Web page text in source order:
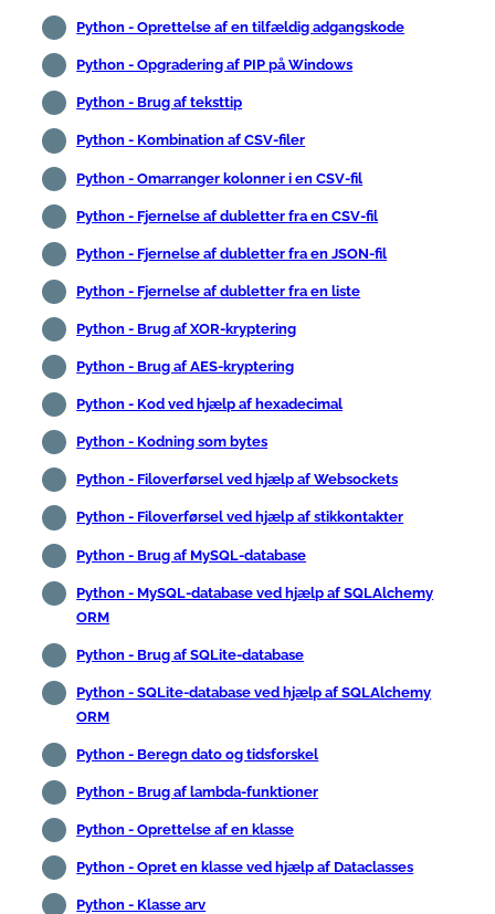
Python - Oprettelse af en tilfældig adgangskode
Python - Opgradering af PIP på Windows
Python - Brug af teksttip
Python - Kombination af CSV-filer
Python - Omarranger kolonner i en CSV-fil
Python - Fjernelse af dubletter fra en CSV-fil
Python - Fjernelse af dubletter fra en JSON-fil
Python - Fjernelse af dubletter fra en liste
Python - Brug af XOR-kryptering
Python - Brug af AES-kryptering
Python - Kod ved hjælp af hexadecimal
Python - Kodning som bytes
Python - Filoverførsel ved hjælp af Websockets
Python - Filoverførsel ved hjælp af stikkontakter
Python - Brug af MySQL-database
Python - MySQL-database ved hjælp af SQLAlchemy
ORM
Python - Brug af SQLite-database
Python - SQLite-database ved hjælp af SQLAlchemy
ORM
Python - Beregn dato og tidsforskel
Python - Brug af lambda-funktioner
Python - Oprettelse af en klasse
Python - Opret en klasse ved hjælp af Dataclasses
Python - Klasse arv